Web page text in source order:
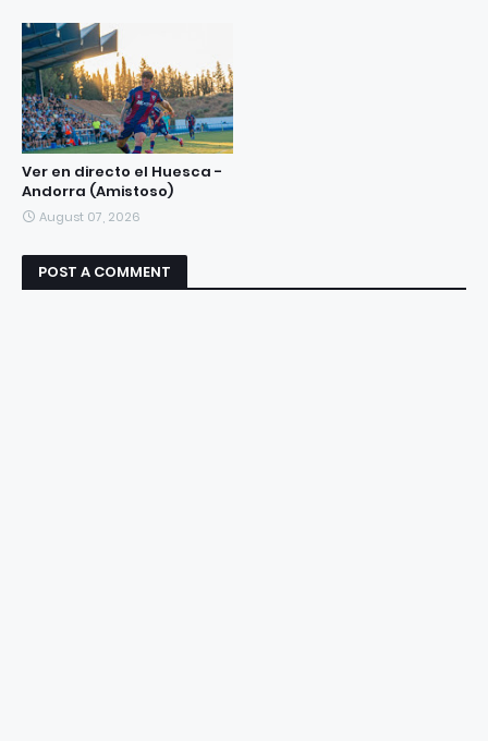
Ver en directo el Huesca -
Andorra (Amistoso)
August 07, 2026
POST A COMMENT